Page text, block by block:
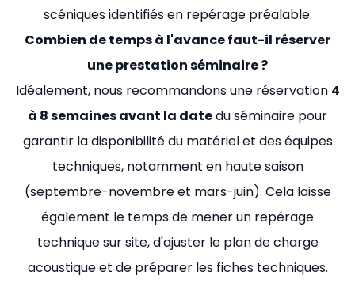
scéniques identifiés en repérage préalable.
Combien de temps à l'avance faut-il réserver
une prestation séminaire ?
Idéalement, nous recommandons une réservation 4
à 8 semaines avant la datedu séminaire pour
garantir la disponibilité du matériel et des équipes
techniques, notamment en haute saison
(septembre-novembre et mars-juin). Cela laisse
également le temps de mener un repérage
technique sur site, d'ajuster le plan de charge
acoustique et de préparer les fiches techniques.